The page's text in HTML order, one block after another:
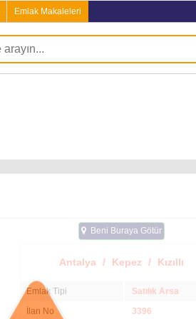
Emlak Makaleleri
Beni Buraya Götür
Antalya / Kepez / Kızıllı
Emlak Tipi
Satılık Arsa
İlan No
3396